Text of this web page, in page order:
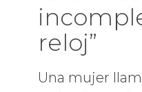
reloj”
Una mujer